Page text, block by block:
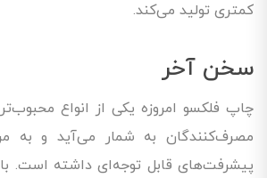
کمتری تولید می‌کند.
سخن آخر
چاپ فلکسو امروزه یکی از انواع
مصرف‌کنندگان به شمار می‌آید و به
پیشرفت‌های قابل توجه‌ای داشته است.